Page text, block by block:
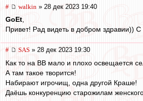
# walkin » 28 дек 2023 19:40
GoEt,
Привет! Рад видеть в добром здравии))
# SAS » 28 дек 2023 19:30
Как то на ВВ мало и плохо освещается
А там такое творится!
Набирают игрочищ, одна другой Краше!
Даёшь конкуренцию старожилам